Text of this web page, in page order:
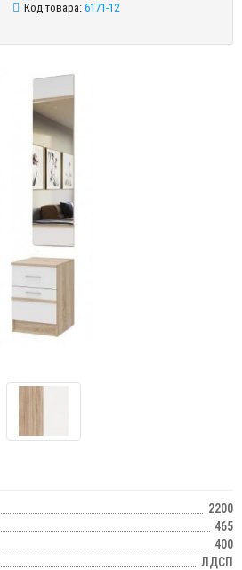
Код товара: 6171-12
2200
465
400
ЛДСП